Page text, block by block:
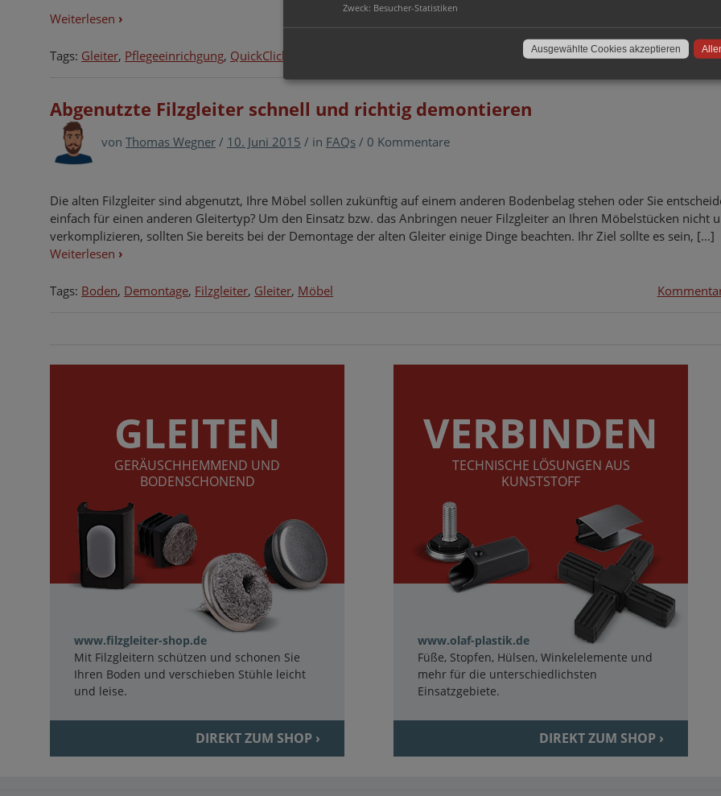
Weiterlesen ›
Tags: Gleiter, Pflegeeinrichgung, QuickClick
Abgenutzte Filzgleiter schnell und richtig demontieren
von Thomas Wegner / 10. Juni 2015 / in FAQs / 0 Kommentare
Die alten Filzgleiter sind abgenutzt, Ihre Möbel sollen zukünftig auf einem anderen Bodenbelag stehen oder Sie
einfach für einen anderen Gleitertyp? Um den Einsatz bzw. das Anbringen neuer Filzgleiter an Ihren Möbelstücken nicht
verkomplizieren, sollten Sie bereits bei der Demontage der alten Gleiter einige Dinge beachten. Ihr Ziel sollte es sein, […]
Weiterlesen ›
Tags: Boden, Demontage, Filzgleiter, Gleiter, Möbel
GLEITEN
GERÄUSCHHEMMEND UND
BODENSCHONEND
www.filzgleiter-shop.de
Mit Filzgleitern schützen und schonen Sie
Ihren Boden und verschieben Stühle leicht
und leise.
DIREKT ZUM SHOP ›
VERBINDEN
TECHNISCHE LÖSUNGEN AUS
KUNSTSTOFF
www.olaf-plastik.de
Füße, Stopfen, Hülsen, Winkelelemente und
mehr für die unterschiedlichsten
Einsatzgebiete.
DIREKT ZUM SHOP ›
Zweck: Besucher-Statistiken
Ausgewählte Cookies akzeptieren